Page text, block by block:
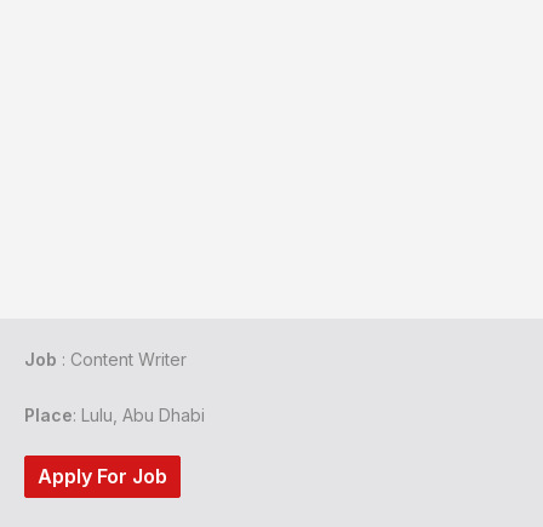
Job : Content Writer
Place: Lulu, Abu Dhabi
Apply For Job